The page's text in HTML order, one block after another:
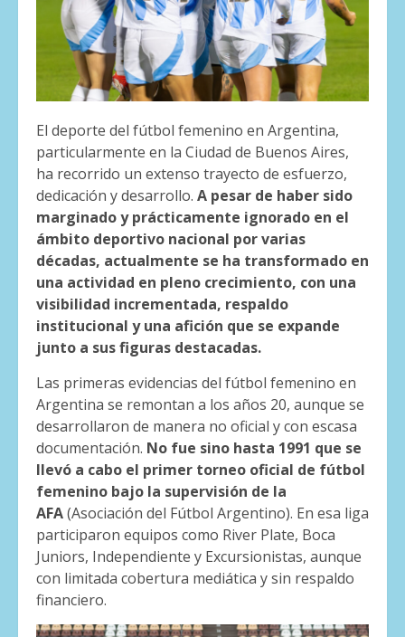
El deporte del fútbol femenino en Argentina,
particularmente en la Ciudad de Buenos Aires,
ha recorrido un extenso trayecto de esfuerzo,
dedicación y desarrollo. A pesar de haber sido
marginado y prácticamente ignorado en el
ámbito deportivo nacional por varias
décadas, actualmente se ha transformado en
una actividad en pleno crecimiento, con una
visibilidad incrementada, respaldo
institucional y una afición que se expande
junto a sus figuras destacadas.
Las primeras evidencias del fútbol femenino en
Argentina se remontan a los años 20, aunque se
desarrollaron de manera no oficial y con escasa
documentación. No fue sino hasta 1991 que se
llevó a cabo el primer torneo oficial de fútbol
femenino bajo la supervisión de la
AFA(Asociación del Fútbol Argentino). En esa liga
participaron equipos como River Plate, Boca
Juniors, Independiente y Excursionistas, aunque
con limitada cobertura mediática y sin respaldo
financiero.